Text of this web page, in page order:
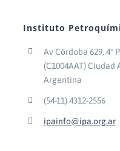
Instituto
Av Córdoba 629, 4°
(C1004AAT)
Argentina
(54-11) 4312-2556
ipainfo@ipa.org.ar